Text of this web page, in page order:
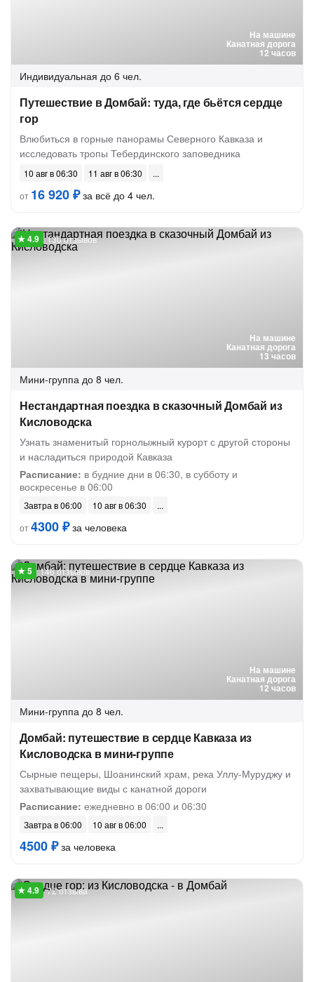
На машине
Канатная дорога
12 часов
Индивидуальная до 6 чел.
Путешествие в Домбай: туда, где бьётся сердце
гор
Влюбиться в горные панорамы Северного Кавказа и
исследовать тропы Тебердинского заповедника
10 авг в 06:30
11 авг в 06:30
от 16 920 ₽за всё до 4 чел.
На машине
Канатная дорога
13 часов
130 отзывов
Мини-группа до 8 чел.
Нестандартная поездка в сказочный Домбай из
Кисловодска
Узнать знаменитый горнолыжный курорт с другой стороны
и насладиться природой Кавказа
Расписание: в будние дни в 06:30, в субботу и
воскресенье в 06:00
Завтра в 06:00
10 авг в 06:30
от4300 ₽за человека
На машине
Канатная дорога
12 часов
146 отзывов
Мини-группа до 8 чел.
Домбай: путешествие в сердце Кавказа из
Кисловодска в мини-группе
Сырные пещеры, Шоанинский храм, река Уллу-Муруджу и
захватывающие виды с канатной дороги
Расписание: ежедневно в 06:00 и 06:30
Завтра в 06:00 10 авг в 06:00
4500 ₽за человека
72 отзыва